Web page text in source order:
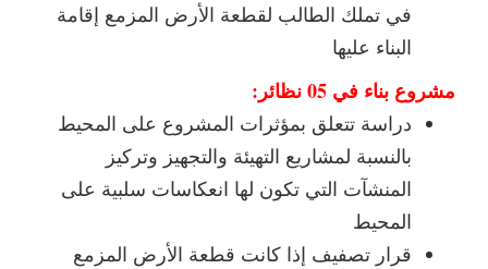
في تملك الطالب لقطعة الأرض المزمع إقامة
البناء عليها
مشروع بناء في 05 نظائر:
دراسة تتعلق بمؤثرات المشروع على المحيط
بالنسبة لمشاريع التهيئة والتجهيز وتركيز
المنشآت التي تكون لها انعكاسات سلبية على
المحيط
قرار تصفيف إذا كانت قطعة الأرض المزمع